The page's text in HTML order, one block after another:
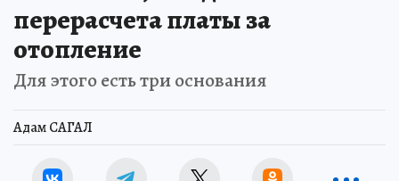
перерасчета платы за
отопление
Для этого есть три основания
Адам САГАЛ